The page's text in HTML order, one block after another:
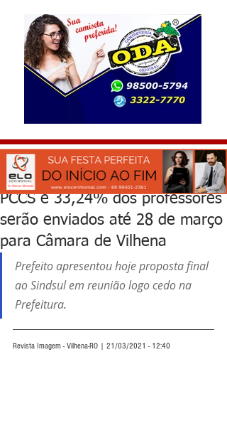
PCCS e 33,24% dos professores
serão enviados até 28 de março
para Câmara de Vilhena
Prefeito apresentou hoje proposta final
ao Sindsul em reunião logo cedo na
Prefeitura.
Revista Imagem - Vilhena-RO | 21/03/2021 - 12:40